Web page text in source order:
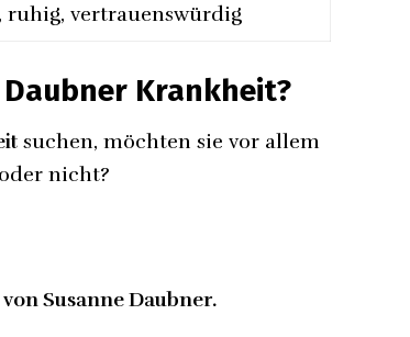
ruhig, vertrauenswürdig
Krankheit?
suchen, möchten sie vor allem
nicht?
Susanne Daubner.